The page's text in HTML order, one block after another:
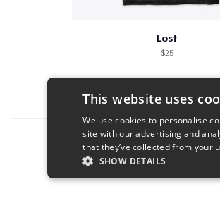
Lost
$25
Report this product
This website uses
We use cookies to personalise
site with our advertising and
that they’ve collected from your
SHOW DETAILS